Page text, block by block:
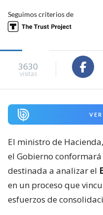
Seguimos criterios de
3630
visitas
El ministro de Hacienda,
el Gobierno
destinada a analizar el
en un proceso que
esfuerzos de